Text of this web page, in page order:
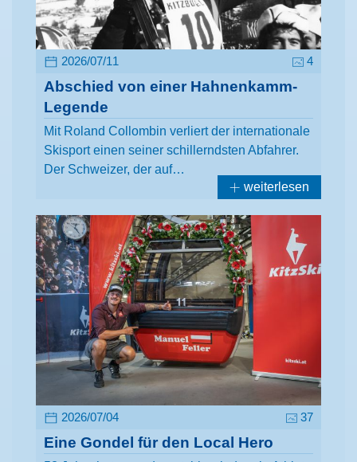
2026/07/11 4
Abschied von einer Hahnenkamm-
Legende
Mit Roland Collombin verliert der internationale
Skisport einen seiner schillerndsten Abfahrer.
Der Schweizer, der auf…
weiterlesen
2026/07/04 37
Eine Gondel für den Local Hero